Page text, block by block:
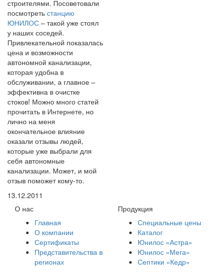
строителями. Посоветовали
посмотреть станцию
ЮНИЛОС – такой уже стоял
у наших соседей.
Привлекательной показалась
цена и возможности
автономной канализации,
которая удобна в
обслуживании, а главное –
эффективна в очистке
стоков! Можно много статей
прочитать в Интернете, но
лично на меня
окончательное влияние
оказали отзывы людей,
которые уже выбрали для
себя автономные
канализации. Может, и мой
отзыв поможет кому-то.
13.12.2011
О нас
Главная
О компании
Сертификаты
Представительства в
регионах
Продукция
Специальные цены
Каталог
Юнилос «Астра»
Юнилос «Мега»
Септики «Кедр»